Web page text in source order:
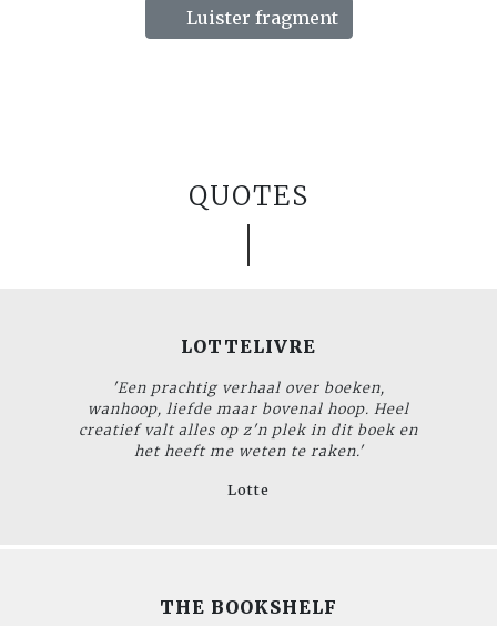
Luister fragment
QUOTES
LOTTELIVRE
'Een prachtig verhaal over boeken,
wanhoop, liefde maar bovenal hoop. Heel
creatief valt alles op z'n plek in dit boek en
het heeft me weten te raken.'
Lotte
THE BOOKSHELF